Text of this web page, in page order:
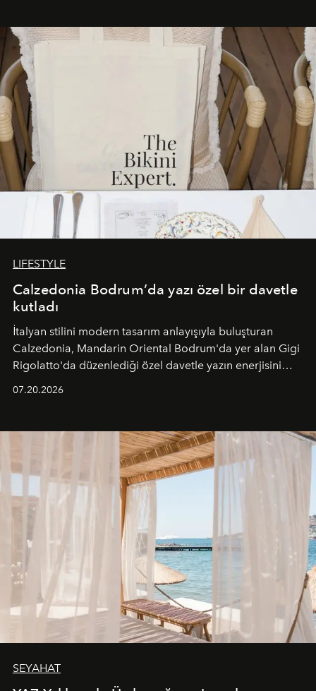
buluşturarak markanın Cavo Tagoo’daki varlığını
sürükleyici ve mevsime özel bir deneyime dönüştürüyor.
LIFESTYLE
Calzedonia Bodrum’da yazı özel bir davetle
kutladı
İtalyan stilini modern tasarım anlayışıyla buluşturan
Calzedonia, Mandarin Oriental Bodrum'da yer alan Gigi
Rigolatto'da düzenlediği özel davetle yazın enerjisini
07.20.2026
SEYAHAT